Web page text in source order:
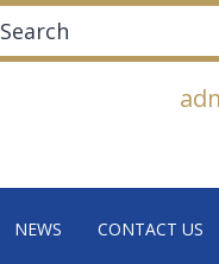
Search
NEWS CONTACT US